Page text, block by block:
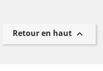
Retour en haut 